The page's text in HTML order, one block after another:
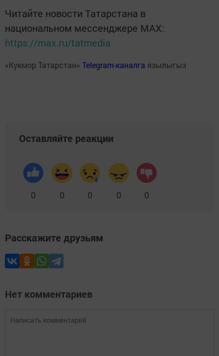
Читайте новости Татарстана в
национальном мессенджере MАХ:
https://max.ru/tatmedia
«Кукмор Татарстан» Telegram-каналга язылыгыз
Оставляйте реакции
0 0 0 0 0
Расскажите друзьям
Нет комментариев